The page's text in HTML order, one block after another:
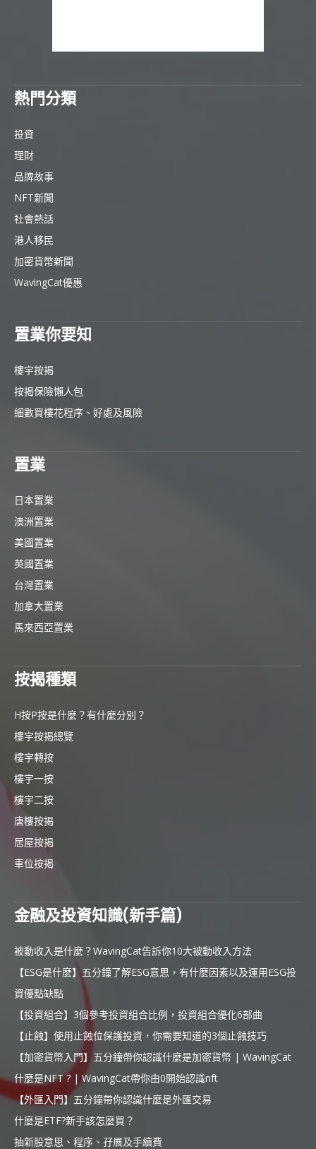
熱門分類
投資
理財
品牌故事
NFT新聞
社會熱話
港人移民
加密貨幣新聞
WavingCat優惠
置業你要知
樓宇按揭
按揭保險懶人包
細數買樓花程序、好處及風險
置業
日本置業
澳洲置業
美國置業
英國置業
台灣置業
加拿大置業
馬來西亞置業
按揭種類
H按P按是什麼？有什麼分別？
樓宇按揭總覽
樓宇轉按
樓宇一按
樓宇二按
唐樓按揭
居屋按揭
車位按揭
金融及投資知識(新手篇)
被動收入是什麼？WavingCat告訴你10大被動收入方法
【ESG是什麼】五分鐘了解ESG意思，有什麼因素以及運用ESG投
資優點缺點
【投資組合】3個參考投資組合比例，投資組合優化6部曲
【止蝕】使用止蝕位保護投資，你需要知道的3個止蝕技巧
【加密貨幣入門】五分鐘帶你認識什麼是加密貨幣 | WavingCat
什麼是NFT ? | WavingCat帶你由0開始認識nft
【外匯入門】五分鐘帶你認識什麼是外匯交易
什麼是ETF?新手該怎麼買？
抽新股意思、程序、孖展及手續費